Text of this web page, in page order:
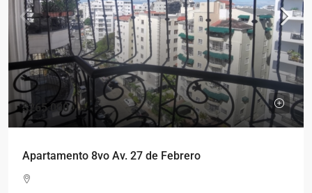
$265,000
Apartamento 8vo Av. 27 de Febrero